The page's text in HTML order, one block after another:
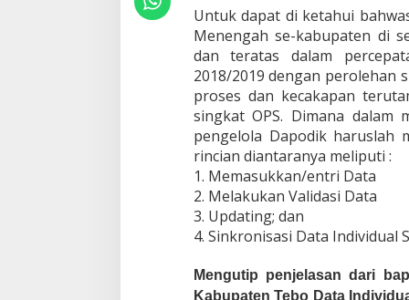
m
S
i
k
r
n
i
s
a
s
i
D
a
o
d
Untuk dapat di ketahui
Menengah se-kabupaten di
dan teratas dalam
2018/2019 dengan perolehan
proses dan kecakapan
singkat OPS. Dimana dalam
pengelola Dapodik haruslah
rincian diantaranya meliputi :
1. Memasukkan/entri Data
2. Melakukan Validasi Data
3. Updating; dan
4. Sinkronisasi Data Individual
Mengutip penjelasan dari
Kabupaten Tebo Data